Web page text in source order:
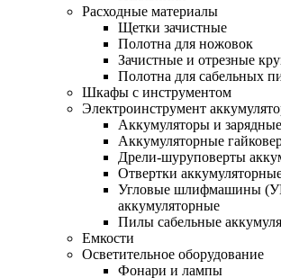
Расходные материалы
Щетки зачистные
Полотна для ножовок
Зачистные и отрезные
Полотна для сабельных
Шкафы с инструментом
Электроинструмент
Аккумуляторы и
Аккумуляторные
Дрели-шуруповерты
Отвертки
Угловые шлифмашины
аккумуляторные
Пилы сабельные
Емкости
Осветительное оборудование
Фонари и лампы